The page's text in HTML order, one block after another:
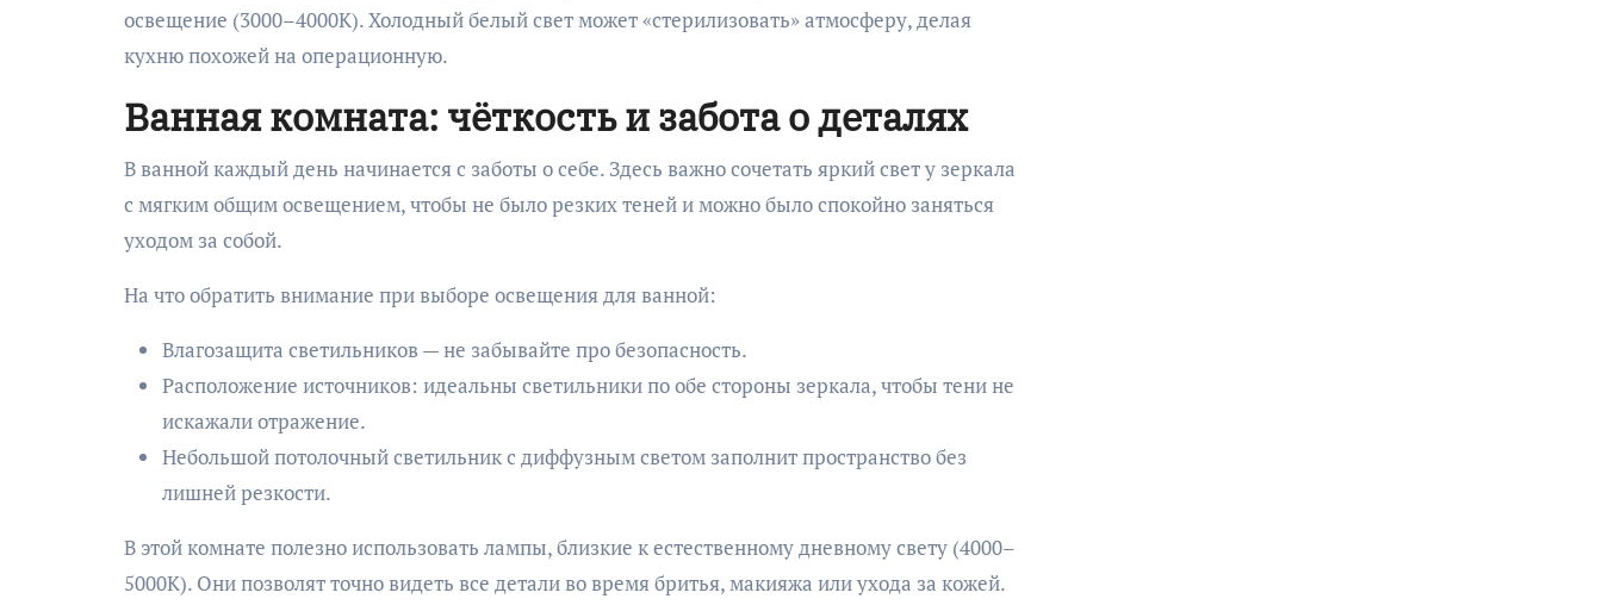
освещение (3000–4000К). Холодный белый свет может «стерилизовать» атмосферу, делая
кухню похожей на операционную.
Ванная комната: чёткость и забота о деталях
В ванной каждый день начинается с заботы о себе. Здесь важно сочетать яркий свет у зеркала
с мягким общим освещением, чтобы не было резких теней и можно было спокойно заняться
уходом за собой.
На что обратить внимание при выборе освещения для ванной:
Влагозащита светильников — не забывайте про безопасность.
Расположение источников: идеальны светильники по обе стороны зеркала, чтобы тени не
искажали отражение.
Небольшой потолочный светильник с диффузным светом заполнит пространство без
лишней резкости.
В этой комнате полезно использовать лампы, близкие к естественному дневному свету (4000–
5000К). Они позволят точно видеть все детали во время бритья, макияжа или ухода за кожей.